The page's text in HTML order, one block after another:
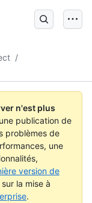
/
n'est plus
publication de
problèmes de
une
version de
la mise à
.